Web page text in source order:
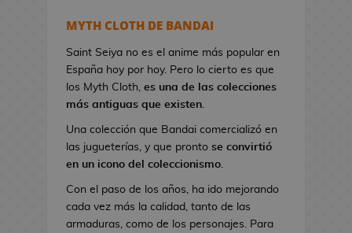
s
d
e
V
j
u
e
MYTH CLOTH DE BANDAI
Saint Seiya no es el anime más popular en
España hoy por hoy. Pero lo cierto es que
los Myth Cloth, es una de las colecciones
más antiguas que existen.
Una colección que Bandai comercializó en
las jugueterías, y que pronto se convirtió
en un icono del coleccionismo.
Con el paso de los años, ha ido mejorando
cada vez más la calidad, tanto de las
armaduras, como de los personajes. Para